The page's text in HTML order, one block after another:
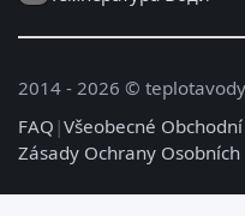
2014 - 2026 ©
FAQ |Všeobecné
Zásady Ochrany Osobních